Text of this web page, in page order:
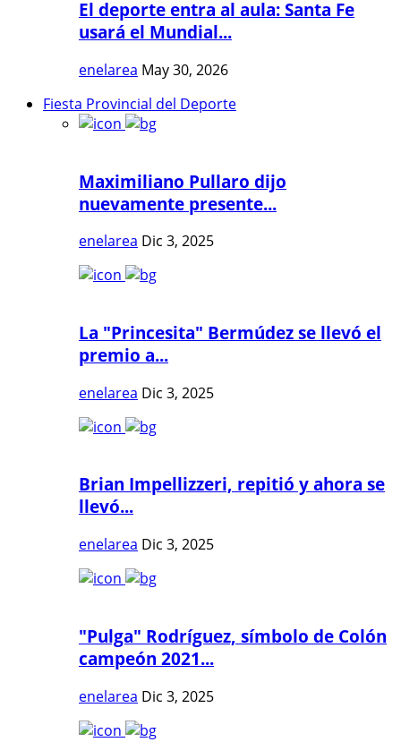
El deporte entra al aula: Santa Fe
usará el Mundial...
enelarea May 30, 2026
Fiesta Provincial del Deporte
Maximiliano Pullaro dijo
nuevamente presente...
enelarea Dic 3, 2025
La "Princesita" Bermúdez se llevó el
premio a...
enelarea Dic 3, 2025
Brian Impellizzeri, repitió y ahora se
llevó...
enelarea Dic 3, 2025
"Pulga" Rodríguez, símbolo de Colón
campeón 2021...
enelarea Dic 3, 2025